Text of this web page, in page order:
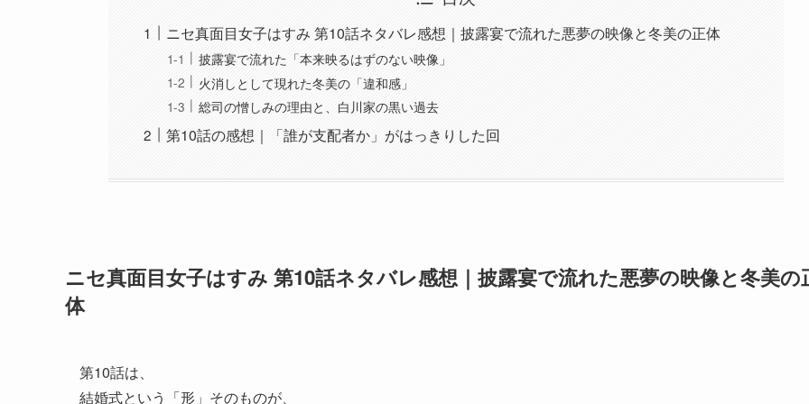
ニセ真面目女子はすみ 第10話ネタバレ感想｜披露宴で流れた悪夢の映像と冬美の正体
披露宴で流れた「本来映るはずのない映像」
火消しとして現れた冬美の「違和感」
総司の憎しみの理由と、白川家の黒い過去
第10話の感想｜「誰が支配者か」がはっきりした回
ニセ真面目女子はすみ 第10話ネタバレ感想｜披露宴で流れた悪夢の映像と冬美の
体
第10話は、
結婚式という「形」そのものが、